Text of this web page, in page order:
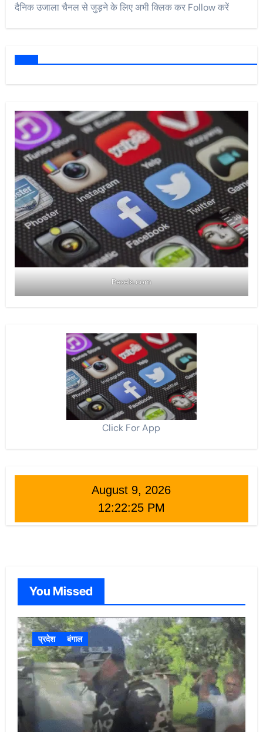
दैनिक उजाला चैनल से जुड़ने के लिए अभी क्लिक कर Follow करें
Pexels.com
Click For App
August 9, 2026
12:22:27 PM
You Missed
प्रदेश बंगाल